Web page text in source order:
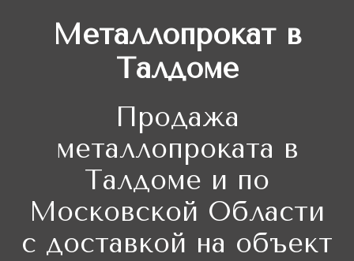
Металлопрокат в
Талдоме
Продажа
металлопроката в
Талдоме и по
Московской Области
с доставкой на объект